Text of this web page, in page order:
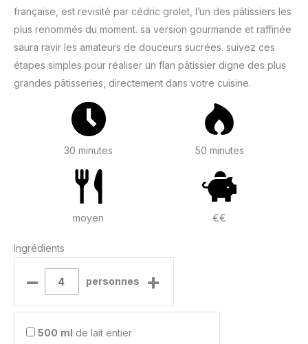
française, est revisité par cédric grolet, l’un des pâtissiers les
plus renommés du moment. sa version gourmande et raffinée
saura ravir les amateurs de douceurs sucrées. suivez ces
étapes simples pour réaliser un flan pâtissier digne des plus
grandes pâtisseries, directement dans votre cuisine.
30 minutes 50 minutes
moyen €€
Ingrédients
– personnes +
500 ml de lait entier